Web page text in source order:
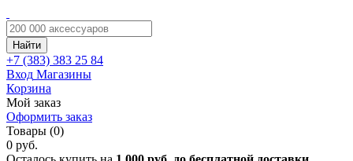
Найти
+7 (383) 383 25 84
Вход Магазины
Корзина
Мой заказ
Оформить заказ
Товары (0)
0 руб.